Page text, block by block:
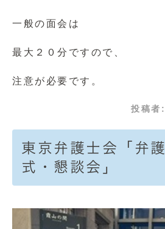
一般の面会は
最大２０分ですので、
注意が必要です。
投稿者:
東京弁護士会「弁
式・懇談会」